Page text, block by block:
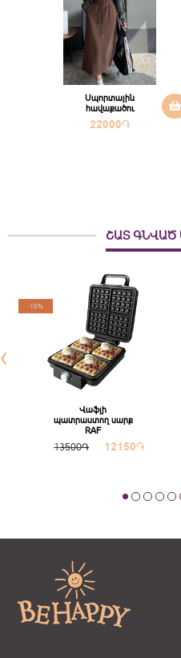
Սպորտային
հավաքածու
22000֏
ՇԱՏ ԳՆՎԱԾ
-10%
Վաֆլի
պատրաստող սարք
RAF
13500֏ 12150֏
‹